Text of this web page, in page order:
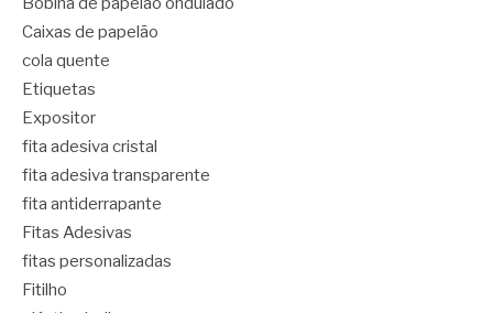
Caixas de papelão
cola quente
Etiquetas
Expositor
fita adesiva cristal
fita adesiva transparente
fita antiderrapante
Fitas Adesivas
fitas personalizadas
Fitilho